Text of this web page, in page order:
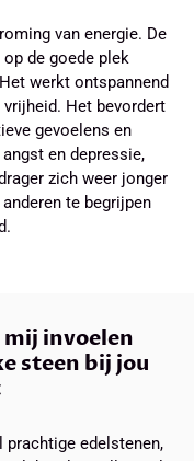
van energie. De
de goede plek
werkt ontspannend
Het bevordert
gevoelens en
en depressie,
zich weer jonger
te begrijpen
mij invoelen
steen bij jou
prachtige edelstenen,